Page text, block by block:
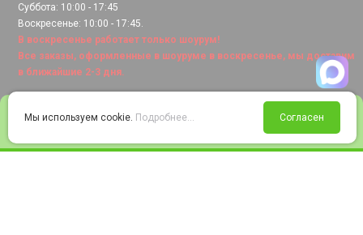
Войти Избранное Корзина
Суббота: 10:00 - 17:45
Воскресенье: 10:00 - 17:45.
В воскресенье работает только шоурум!
Все заказы, оформленные в шоуруме в воскресенье, мы доставим
в ближайшие 2-3 дня.
Мы используем cookie. Подробнее... Согласен